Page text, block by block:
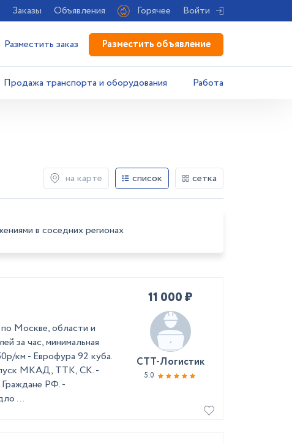
Заказы Объявления Горячее Войти
Разместить заказ Разместить объявление
Продажа транспорта и оборудования Работа
на карте список сетка
в соседних регионах
Москве, области и
за час, минимальная
км - Еврофура 92 куба.
МКАД, ТТК, СК. -
РФ. -
...
11 000 ₽
СТТ-Логистик
5.0